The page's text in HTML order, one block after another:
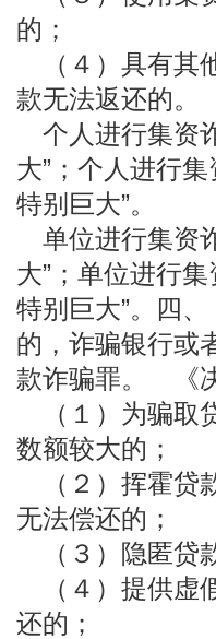
的；
（４）具有其
款无法返还的。
个人进行集资
大”；个人进行
特别巨大”。
单位进行集资
大”；单位进行
特别巨大”。四
的，诈骗银行或
款诈骗罪。 《
（１）为骗取
数额较大的；
（２）挥霍贷
无法偿还的；
（３）隐匿贷
（４）提供虚
还的；